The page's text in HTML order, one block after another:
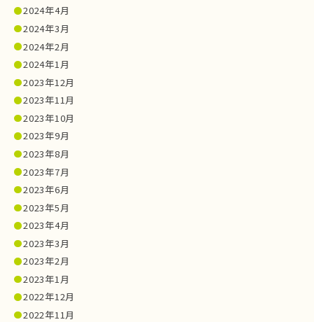
2024年4月
2024年3月
2024年2月
2024年1月
2023年12月
2023年11月
2023年10月
2023年9月
2023年8月
2023年7月
2023年6月
2023年5月
2023年4月
2023年3月
2023年2月
2023年1月
2022年12月
2022年11月